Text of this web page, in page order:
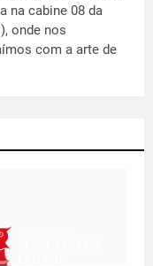
na cabine 08 da
onde nos
com a arte de